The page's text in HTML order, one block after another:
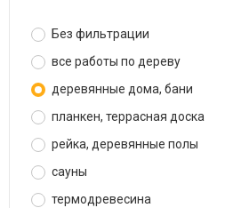
Без фильтрации
все работы по дереву
деревянные дома, бани
планкен, террасная доска
рейка, деревянные полы
сауны
термодревесина